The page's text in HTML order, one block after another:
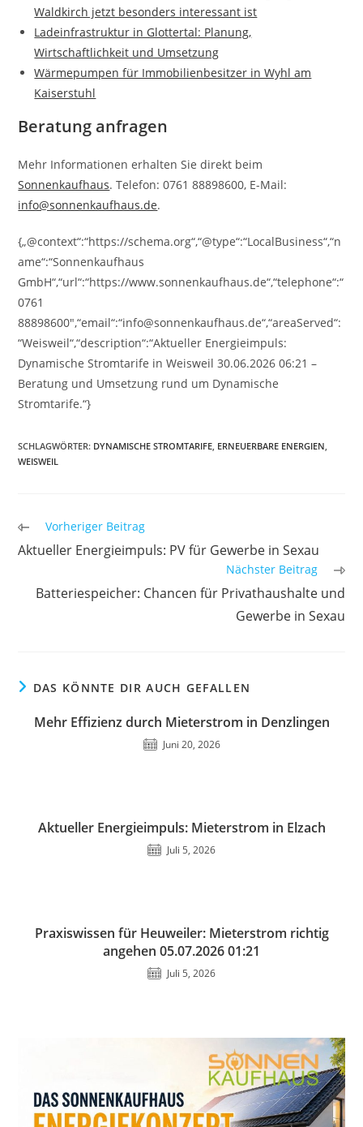
Waldkirch jetzt besonders interessant ist
Ladeinfrastruktur in Glottertal: Planung,
Wirtschaftlichkeit und Umsetzung
Wärmepumpen für Immobilienbesitzer in Wyhl am
Kaiserstuhl
Beratung anfragen
Mehr Informationen erhalten Sie direkt beim
Sonnenkaufhaus. Telefon: 0761 88898600, E-Mail:
info@sonnenkaufhaus.de.
{„@context“:“https://schema.org“,“@type“:“LocalBusiness“,“n
ame“:“Sonnenkaufhaus
GmbH“,“url“:“https://www.sonnenkaufhaus.de“,“telephone“:“
0761
88898600″,“email“:“info@sonnenkaufhaus.de“,“areaServed“:
“Weisweil“,“description“:“Aktueller Energieimpuls:
Dynamische Stromtarife in Weisweil 30.06.2026 06:21 –
Beratung und Umsetzung rund um Dynamische
Stromtarife.“}
SCHLAGWÖRTER: DYNAMISCHE STROMTARIFE, ERNEUERBARE ENERGIEN,
WEISWEIL
Weitere
Artikel
ansehen
Vorheriger Beitrag
Aktueller Energieimpuls: PV für Gewerbe in Sexau
Nächster Beitrag
Batteriespeicher: Chancen für Privathaushalte und
Gewerbe in Sexau
DAS KÖNNTE DIR AUCH GEFALLEN
Mehr Effizienz durch Mieterstrom in Denzlingen
Juni 20, 2026
Aktueller Energieimpuls: Mieterstrom in Elzach
Juli 5, 2026
Praxiswissen für Heuweiler: Mieterstrom richtig
angehen 05.07.2026 01:21
Juli 5, 2026